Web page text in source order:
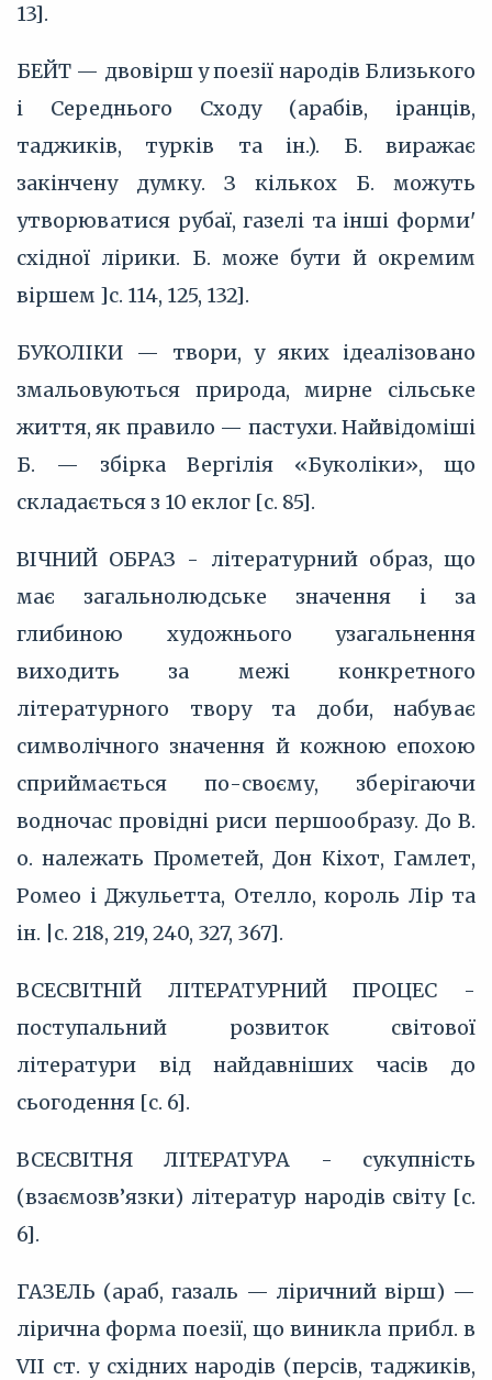
13].
БЕЙТ — двовірш у поезії народів Близького
і Середнього Сходу (арабів, іранців,
таджиків, турків та ін.). Б. виражає
закінчену думку. З кількох Б. можуть
утворюватися рубаї, газелі та інші форми'
східної лірики. Б. може бути й окремим
віршем ]с. 114, 125, 132].
БУКОЛІКИ — твори, у яких ідеалізовано
змальовуються природа, мирне сільське
життя, як правило — пастухи. Найвідоміші
Б. — збірка Вергілія «Буколіки», що
складається з 10 еклог [с. 85].
ВІЧНИЙ ОБРАЗ - літературний образ, що
має загальнолюдське значення і за
глибиною художнього узагальнення
виходить за межі конкретного
літературного твору та доби, набуває
символічного значення й кожною епохою
сприймається по-своєму, зберігаючи
водночас провідні риси першообразу. До В.
о. належать Прометей, Дон Кіхот, Гамлет,
Ромео і Джульетта, Отелло, король Лір та
ін. |с. 218, 219, 240, 327, 367].
ВСЕСВІТНІЙ ЛІТЕРАТУРНИЙ ПРОЦЕС -
поступальний розвиток світової
літератури від найдавніших часів до
сьогодення [с. 6].
ВСЕСВІТНЯ ЛІТЕРАТУРА - сукупність
(взаємозв’язки) літератур народів світу [с.
6].
ГАЗЕЛЬ (араб, газаль — ліричний вірш) —
лірична форма поезії, що виникла прибл. в
VII ст. у східних народів (персів, таджиків,